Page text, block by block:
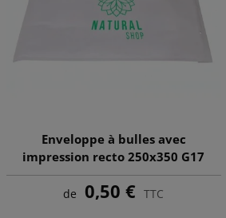
Enveloppe à bulles avec
impression recto 250x350 G17
blanc
de 0,50 € TTC